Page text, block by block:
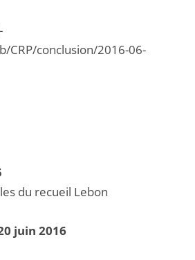
du recueil Lebon
juin 2016
CRP/conclusion/2016-06-